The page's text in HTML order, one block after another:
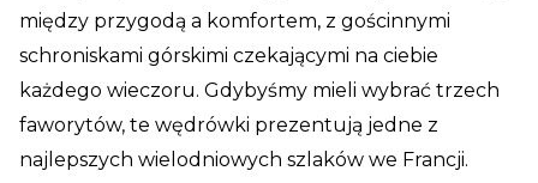
między przygodą a komfortem, z gościnnymi
schroniskami górskimi czekającymi na ciebie
każdego wieczoru. Gdybyśmy mieli wybrać trzech
faworytów, te wędrówki prezentują jedne z
najlepszych wielodniowych szlaków we Francji.